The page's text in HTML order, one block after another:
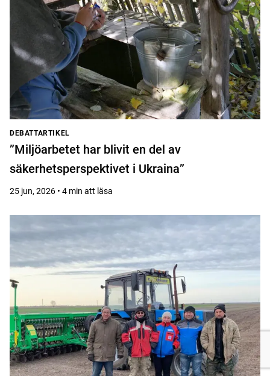
DEBATTARTIKEL
”Miljöarbetet har blivit en del av
säkerhetsperspektivet i Ukraina”
25 jun, 2026 • 4 min att läsa